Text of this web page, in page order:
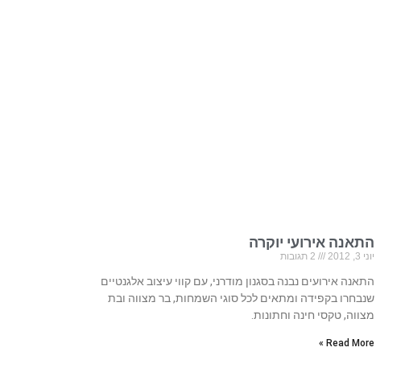
התאנה אירועי יוקרה
יוני 3, 2012 2 תגובות
התאנה אירועים נבנה בסגנון מודרני, עם קווי עיצוב אלגנטיים
שנבחרו בקפידה ומתאים לכל סוגי השמחות, בר מצווה ובת
מצווה, טקסי חינה וחתונות.
Read More »